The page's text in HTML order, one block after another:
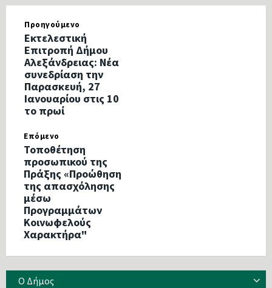
Προηγούμενο
Εκτελεστική
Επιτροπή Δήμου
Αλεξάνδρειας: Νέα
συνεδρίαση την
Παρασκευή, 27
Ιανουαρίου στις 10
το πρωί
Επόμενο
Τοποθέτηση
προσωπικού της
Πράξης «Προώθηση
της απασχόλησης
μέσω
Προγραμμάτων
Κοινωφελούς
Χαρακτήρα"
Ο Δήμος